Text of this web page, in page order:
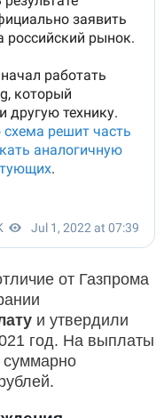
от Газпрома
и утвердили
год. На выплаты
суммарно